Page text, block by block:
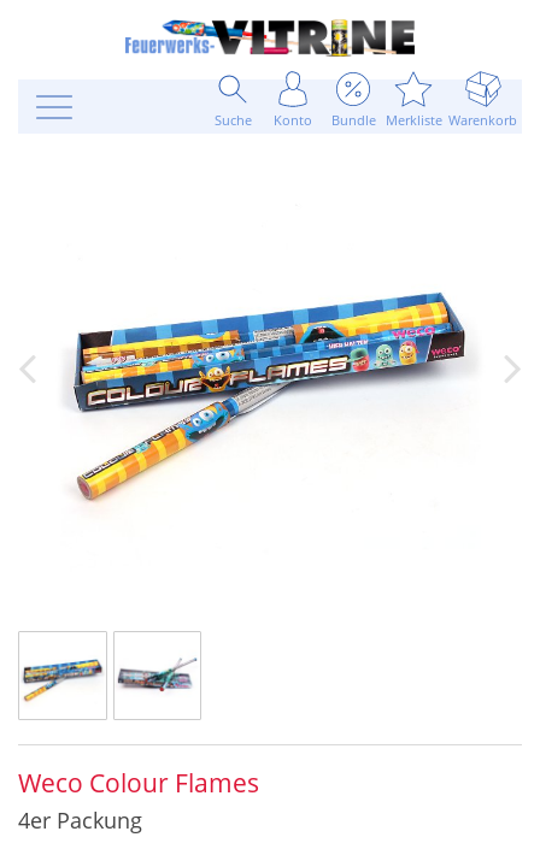
Suche Konto Bundle Merkliste Warenkorb
Weco Colour Flames
4er Packung